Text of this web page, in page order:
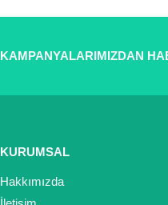
KAMPANYALARIMIZDAN
KURUMSAL
Hakkımızda